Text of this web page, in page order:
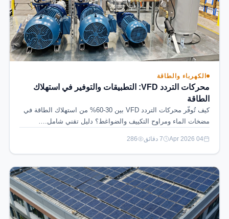
الكهرباء والطاقة
محركات التردد VFD: التطبيقات والتوفير في استهلاك
الطاقة
كيف تُوفّر محركات التردد VFD بين 30-60% من استهلاك الطاقة في
مضخات الماء ومراوح التكييف والضواغط؟ دليل تقني شامل.…
04 Apr 2026 7 دقائق 286